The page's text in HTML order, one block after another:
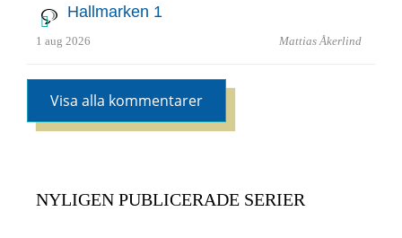
Hallmarken 1
1 aug 2026 Mattias Åkerlind
Visa alla kommentarer
NYLIGEN PUBLICERADE SERIER